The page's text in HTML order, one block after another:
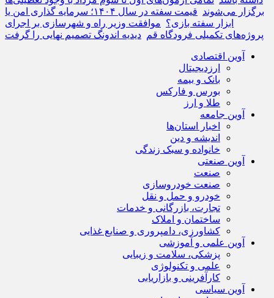
برگزار می‌شوند
قیمت سفته در سال ۱۴۰۴؛ سرمایه‌ گذاری امن یا
ابزار سفته‌ بازی؟ موافقت وزیر راه و شهرسازی بر اجرای
پروژه‌های تکمیلی فرودگاه قم دیدیه اندونگ تصمیم نهایی را گرفت
آوین اقتصادی
ارزدیجیتال
بانک و بیمه
بورس و فارکس
طلا و ارز
آوین جامعه
اخبار استان‌ها
اندیشه و دین
خانواده و سبک زندگی
آوین صنعتی
صنعت
صنعت خودروسازی
خودرو و حمل و نقل
تجارت، بازرگانی و خدمات
ساختمان و املاک
کشاورزی، دامپروری و صنایع غذایی
آوین علمی و آموزشی
پزشکی، سلامت و زیبایی
علمی و تکنولوژی
کارآفرینی و بازاریابی
آوین سیاسی